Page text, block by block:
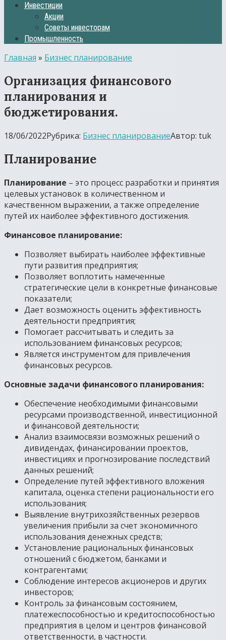
Инвестиции
Акции
Советы инвесторам
Промышленность
Главная » Бизнес планирование
Организация финансового
планирования и
бюджетирования.
18/06/2022Рубрика: Бизнес планированиеАвтор: tuk
Планирование
Планирование – это процесс разработки и принятия
целевых установок в количественном и
качественном выражении, а также определение
путей их наиболее эффективного достижения.
Финансовое планирование:
Позволяет выбирать наиболее эффективные
пути развития предприятия;
Позволяет воплотить намеченные
стратегические цели в конкретные финансовые
показатели;
Дает возможность оценить эффективность
деятельности предприятия;
Помогает рассчитывать и следить за
использованием финансовых ресурсов;
Является инструментом для привлечения
финансовых ресурсов.
Основные задачи финансового планирования:
Обеспечение необходимыми финансовыми
ресурсами производственной, инвестиционной
и финансовой деятельности;
Анализ взаимосвязи возможных решений о
дивидендах, финансировании проектов,
инвестициях и прогнозирование последствий
данных решений;
Определение путей эффективного вложения
капитала, оценка степени рациональности его
использования;
Выявление внутрихозяйственных резервов
увеличения прибыли за счет экономичного
использования денежных средств;
Установление рациональных финансовых
отношений с бюджетом, банками и
контрагентами;
Соблюдение интересов акционеров и других
инвесторов;
Контроль за финансовым состоянием,
платежеспособностью и кредитоспособностью
предприятия в целом и центров финансовой
ответственности, в частности.